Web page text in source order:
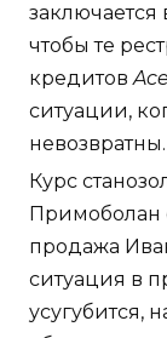
заключается
чтобы те
кредитов
ситуации,
невозвратны.
Курс
Примоболан
продажа
ситуация в
усугубится,